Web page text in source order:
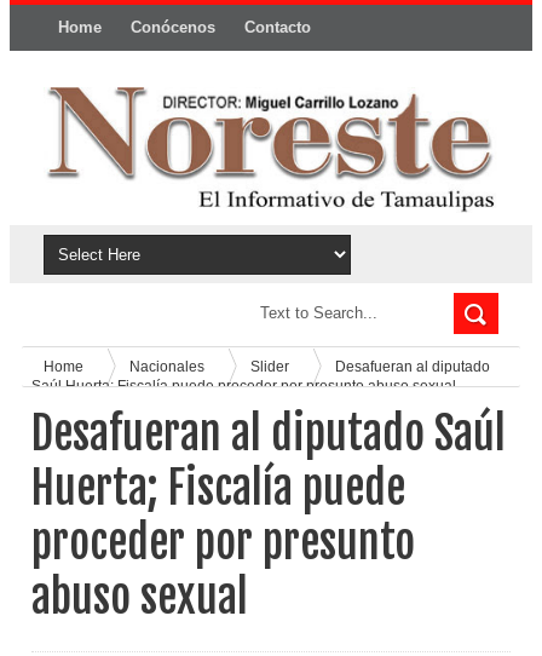
Home Conócenos Contacto
Home Nacionales Slider
Desafueran al diputado
Saúl Huerta; Fiscalía puede proceder por presunto abuso sexual
Desafueran al diputado Saúl
Huerta; Fiscalía puede
proceder por presunto
abuso sexual